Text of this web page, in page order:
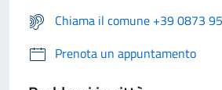
Chiama il comune +39 0873
Prenota un appuntamento